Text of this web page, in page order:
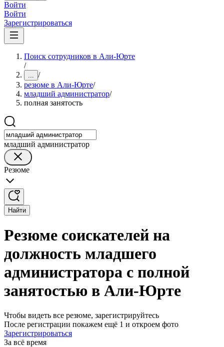
Войти
Войти
Зарегистрироваться
Поиск сотрудников в Али-Юрте
/
... /
резюме в Али-Юрте/
младший администратор/
полная занятость
младший администратор
Резюме
Найти
Резюме соискателей на
должность младшего
администратора с полной
занятостью в Али-Юрте
Чтобы видеть все резюме, зарегистрируйтесь
После регистрации покажем ещё 1 и откроем фото
Зарегистрироваться
За всё время